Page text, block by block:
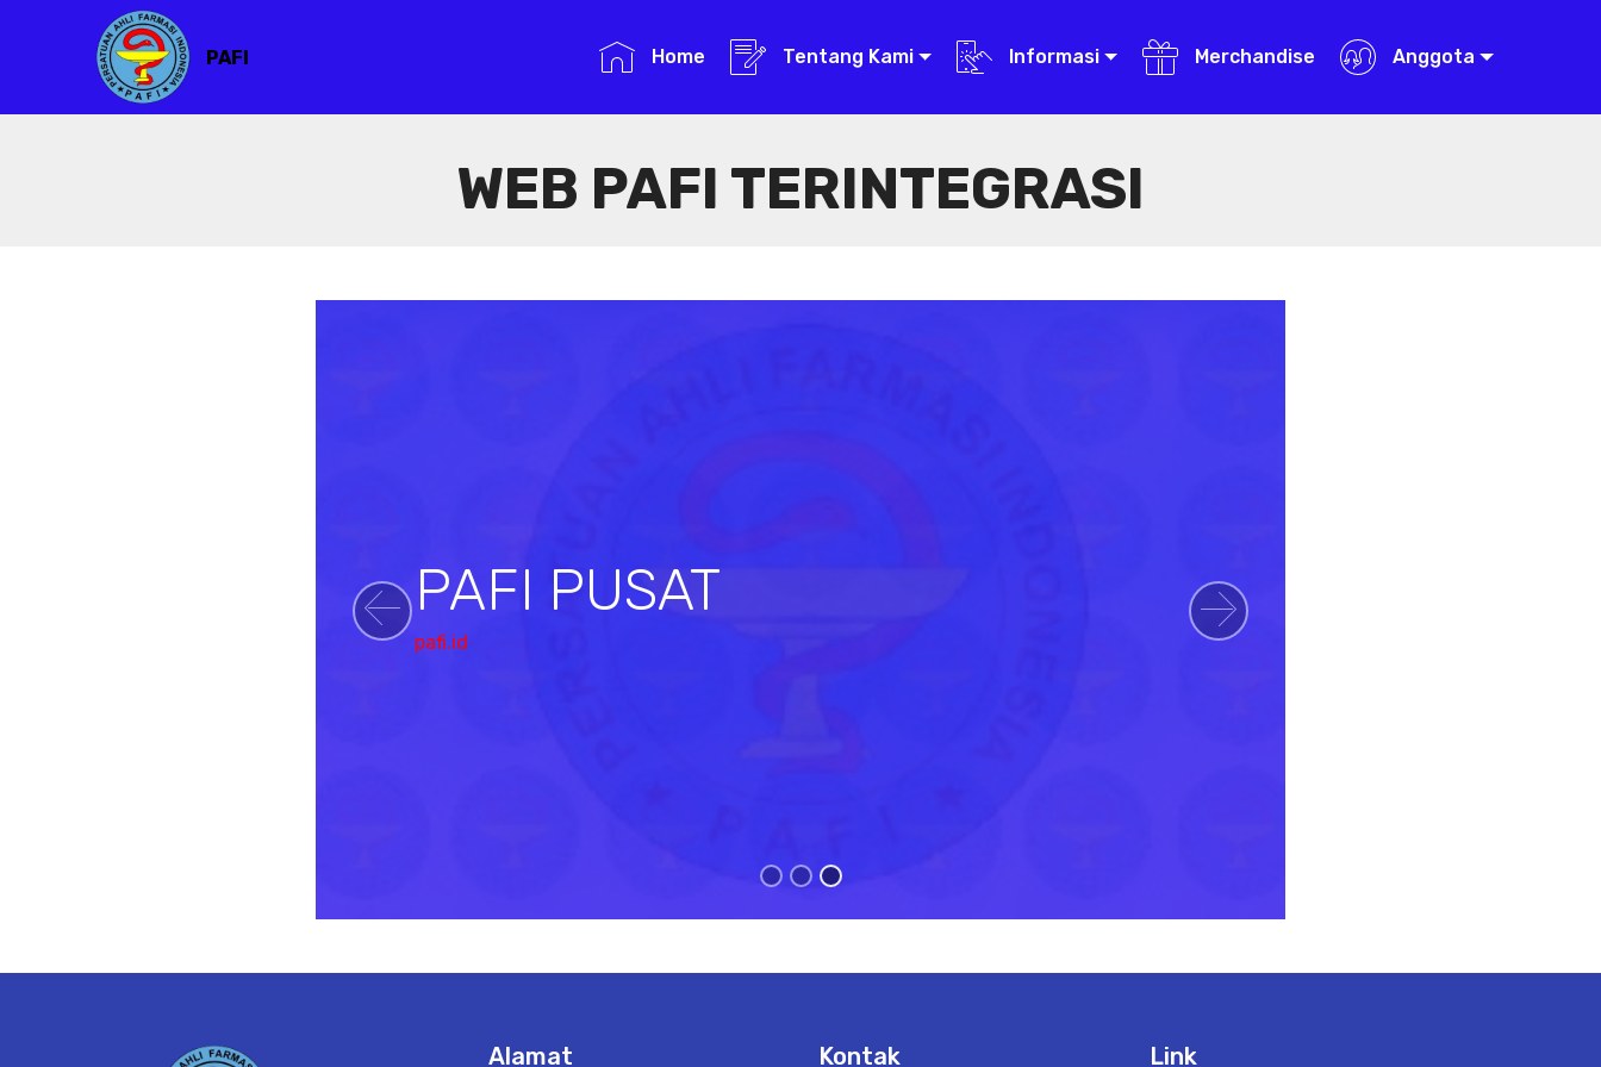
PAFI Home Tentang Kami Informasi Merchandise Anggota
WEB PAFI TERINTEGRASI
PAFI PUSAT
pafi.id
Previous Next
Alamat Kontak Link